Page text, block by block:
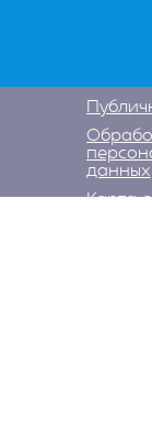
данных
Карта